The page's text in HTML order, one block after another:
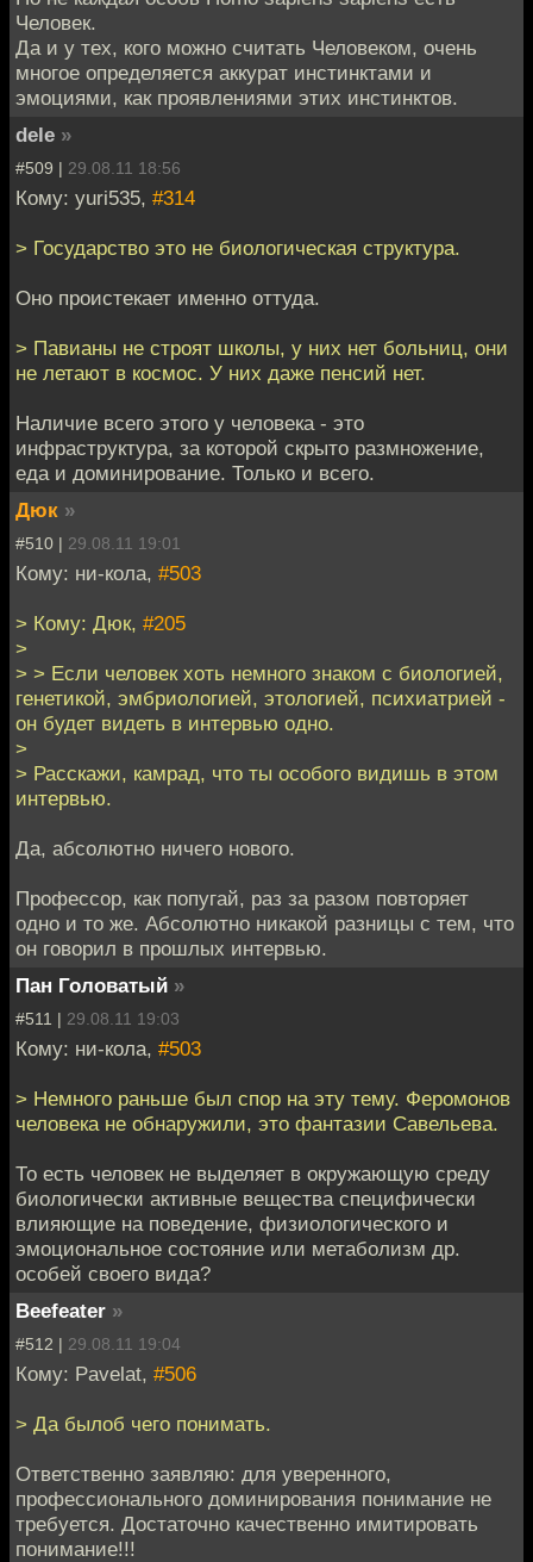
Человек.
Да и у тех, кого можно считать Человеком, очень
многое определяется аккурат инстинктами и
эмоциями, как проявлениями этих инстинктов.
dele »
#509 | 29.08.11 18:56
Кому: yuri535, #314
> Государство это не биологическая структура.
Оно проистекает именно оттуда.
> Павианы не строят школы, у них нет больниц, они
не летают в космос. У них даже пенсий нет.
Наличие всего этого у человека - это
инфраструктура, за которой скрыто размножение,
еда и доминирование. Только и всего.
Дюк »
#510 | 29.08.11 19:01
Кому: ни-кола, #503
> Кому: Дюк, #205
>
> > Если человек хоть немного знаком с биологией,
генетикой, эмбриологией, этологией, психиатрией -
он будет видеть в интервью одно.
>
> Расскажи, камрад, что ты особого видишь в этом
интервью.
Да, абсолютно ничего нового.
Профессор, как попугай, раз за разом повторяет
одно и то же. Абсолютно никакой разницы с тем, что
он говорил в прошлых интервью.
Пан Головатый »
#511 | 29.08.11 19:03
Кому: ни-кола, #503
> Немного раньше был спор на эту тему. Феромонов
человека не обнаружили, это фантазии Савельева.
То есть человек не выделяет в окружающую среду
биологически активные вещества специфически
влияющие на поведение, физиологического и
эмоциональное состояние или метаболизм др.
особей своего вида?
Beefeater »
#512 | 29.08.11 19:04
Кому: Pavelat, #506
> Да былоб чего понимать.
Ответственно заявляю: для уверенного,
профессионального доминирования понимание не
требуется. Достаточно качественно имитировать
понимание!!!